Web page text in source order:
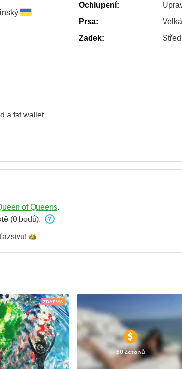
Ochlupení:
Prsa:
Velká
Zadek:
a fat wallet
of Queens.
(0 bodů).
ZDARMA
50 Žetonů